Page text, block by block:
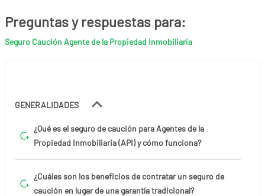
Preguntas y respuestas para:
Seguro Caución Agente de la Propiedad Inmobiliaria
GENERALIDADES
¿Qué es el seguro de caución para Agentes de la
Propiedad Inmobiliaria (API) y cómo funciona?
¿Cuáles son los beneficios de contratar un seguro de
caución en lugar de una garantía tradicional?